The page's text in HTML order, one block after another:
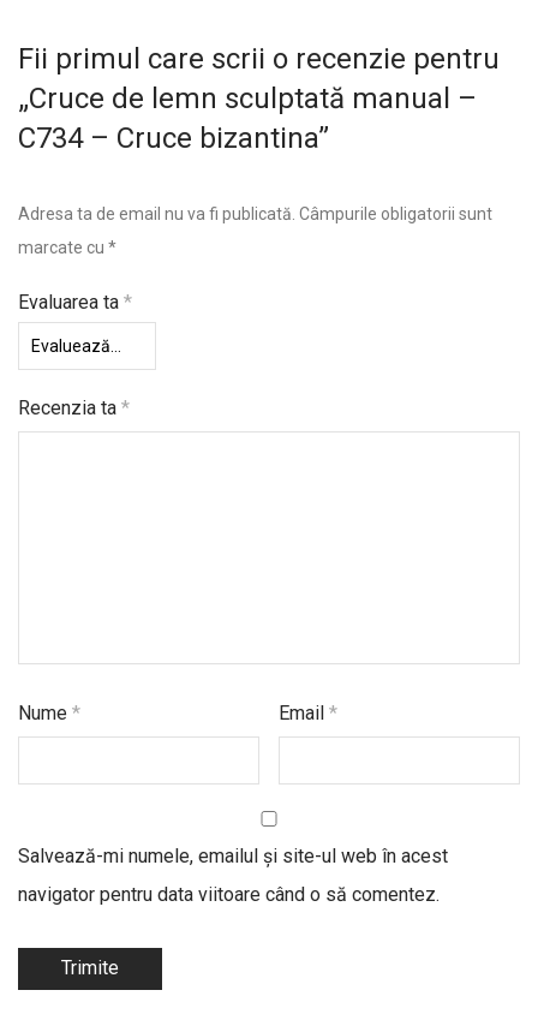
Fii primul care scrii o recenzie pentru
„Cruce de lemn sculptată manual –
C734 – Cruce bizantina”
Adresa ta de email nu va fi publicată. Câmpurile obligatorii sunt
marcate cu *
Evaluarea ta *
Recenzia ta *
Nume * Email*
Salvează-mi numele, emailul și site-ul web în acest
navigator pentru data viitoare când o să comentez.